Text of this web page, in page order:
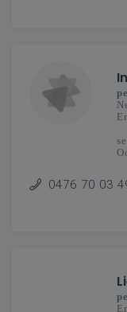
0476 70 03